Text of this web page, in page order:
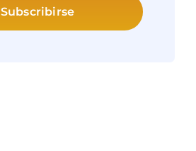
Subscribirse